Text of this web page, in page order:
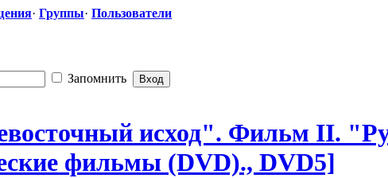
· Группы· Пользователи
Запомнить
​осточный исход". Фильм II.
​ фильмы (DVD)., DVD5]